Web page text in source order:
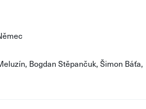
Bogdan Stěpančuk, Šimon Báťa,